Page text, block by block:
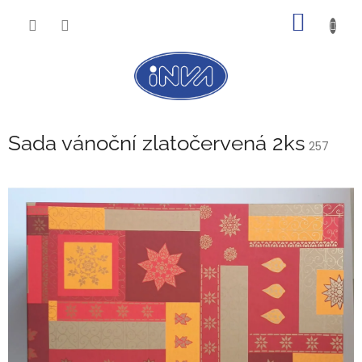
Sada vánoční zlatočervená 2ks 257